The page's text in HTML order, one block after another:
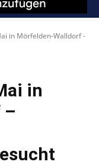
in Mörfelden-Walldorf -
in
–